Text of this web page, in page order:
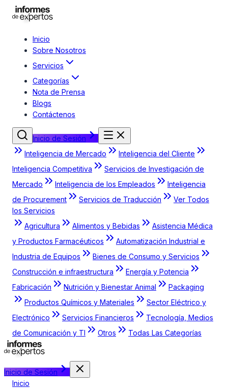
Inicio
Sobre Nosotros
Servicios
Categorías
Nota de Prensa
Blogs
Contáctenos
Inicio de Sesión
Inteligencia de Mercado
Inteligencia del Cliente
Inteligencia Competitiva
Servicios de Investigación de
Mercado
Inteligencia de los Empleados
Inteligencia
de Procurement
Servicios de Traducción
Ver Todos
los Servicios
Agricultura
Alimentos y Bebidas
Asistencia Médica
y Productos Farmacéuticos
Automatización Industrial e
Industria de Equipos
Bienes de Consumo y Servicios
Construcción e infraestructura
Energía y Potencia
Fabricación
Nutrición y Bienestar Animal
Packaging
Productos Químicos y Materiales
Sector Eléctrico y
Electrónico
Servicios Financieros
Tecnología, Medios
de Comunicación y TI
Otros Todas Las Categorías
Inicio de Sesión
Inicio